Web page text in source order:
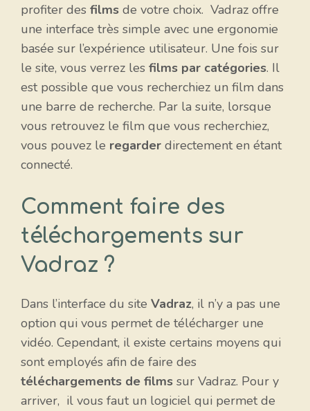
profiter des films de votre choix. Vadraz offre
une interface très simple avec une ergonomie
basée sur l’expérience utilisateur. Une fois sur
le site, vous verrez les films par catégories. Il
est possible que vous recherchiez un film dans
une barre de recherche. Par la suite, lorsque
vous retrouvez le film que vous recherchiez,
vous pouvez le regarder directement en étant
connecté.
Comment faire des
téléchargements sur
Vadraz ?
Dans l’interface du site Vadraz, il n’y a pas une
option qui vous permet de télécharger une
vidéo. Cependant, il existe certains moyens qui
sont employés afin de faire des
téléchargements de films sur Vadraz. Pour y
arriver, il vous faut un logiciel qui permet de